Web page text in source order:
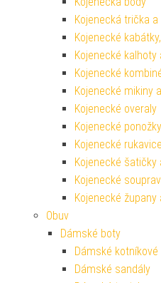
Kojenecká trička
Kojenecké
Kojenecké
Kojenecké
Kojenecké mikiny
Kojenecké overaly
Kojenecké
Kojenecké rukavice
Kojenecké šatičky
Kojenecké
Kojenecké župany
Obuv
Dámské boty
Dámské
Dámské sandály